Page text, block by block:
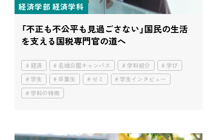
経済学部 経済学科
「不正も不公平も見過ごさない」国民の生活
を支える国税専門官の道へ
経済 名城公園キャンパス 学科紹介
学び
学生
卒業生 ゼミ
学生インタビュー
学科の特徴